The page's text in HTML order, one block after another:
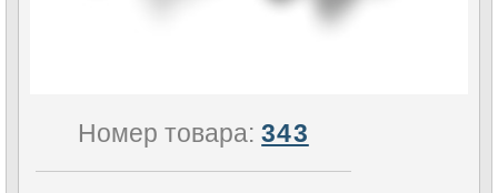
Номер товара:343